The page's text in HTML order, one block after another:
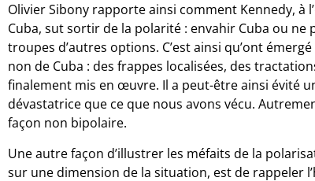
Olivier Sibony rapporte ainsi comment Kennedy, à
Cuba, sut sortir de la polarité : envahir Cuba ou ne
troupes d’autres options. C’est ainsi qu’ont
non de Cuba : des frappes localisées, des
finalement mis en œuvre. Il a peut-être ainsi évité
dévastatrice que ce que nous avons vécu.
façon non bipolaire.
Une autre façon d’illustrer les méfaits de la
sur une dimension de la situation, est de rappeler